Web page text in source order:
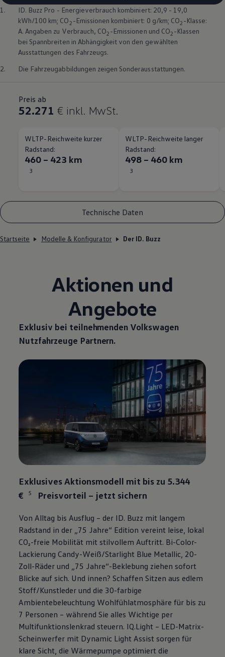
1. ID. Buzz Pro - Energieverbrauch kombiniert: 20,9 - 19,0
kWh/100 km; CO2 -Emissionen kombiniert: 0 g/km; CO2 -Klasse:
A. Angaben zu Verbrauch, CO2 -Emissionen und CO2 -Klassen
bei Spannbreiten in Abhängigkeit von den gewählten
Ausstattungen des Fahrzeugs.
2.
Die Fahrzeugabbildungen zeigen Sonderausstattungen.
Preis ab
52.271 € inkl. MwSt.
WLTP-Reichweite kurzer
Radstand:
460 – 423 km
3
WLTP-Reichweite langer
Radstand:
498 – 460 km
3
Technische Daten
Startseite Modelle & Konfigurator Der ID. Buzz
Aktionen und
Angebote
Exklusiv bei teilnehmenden Volkswagen
Nutzfahrzeuge Partnern.
Exklusives Aktionsmodell mit bis zu 5.344
€
5 Preisvorteil – jetzt sichern
Von Alltag bis Ausflug – der ID. Buzz mit langem
Radstand in der „75 Jahre“ Edition vereint leise, lokal
CO₂-freie Mobilität mit stilvollem Auftritt. Bi-Color-
Lackierung Candy-Weiß/Starlight Blue Metallic, 20-
Zoll-Räder und „75 Jahre“-Beklebung ziehen sofort
Blicke auf sich. Und innen? Schaffen Sitzen aus edlem
Stoff/Kunstleder und die 30-farbige
Ambientebeleuchtung Wohlfühlatmosphäre für bis zu
7 Personen – während Sie alles Wichtige per
Multifunktionslenkrad steuern. IQ.Light – LED-Matrix-
Scheinwerfer mit Dynamic Light Assist sorgen für
klare Sicht, die Wärmepumpe optimiert die